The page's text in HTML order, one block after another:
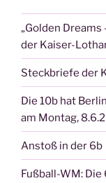
„Golden Dreams
der Kaiser-
Steckbriefe der
Die 10b hat
am Montag,
Anstoß in der 6b
Fußball-WM: